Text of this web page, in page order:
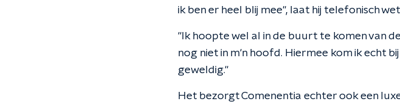
ik ben er heel blij mee", laat hij telefonisch
"Ik hoopte wel al in de buurt te komen van
nog niet in m'n hoofd. Hiermee kom ik echt
geweldig."
Het bezorgt Comenentia echter ook een